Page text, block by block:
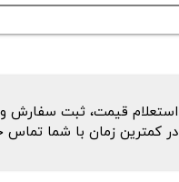
استعلام قیمت، ثبت سفارش و
در کمترین زمان با شما